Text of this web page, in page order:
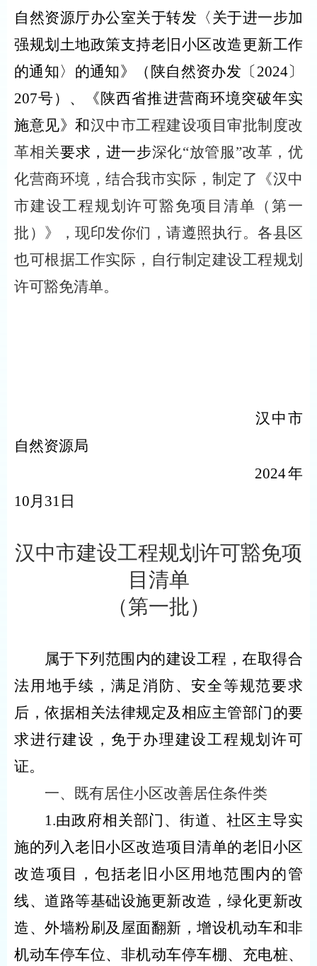
自然资源厅办公室关于转发〈关于进一步加
强规划土地政策支持老旧小区改造更新工作
的通知〉的通知》（陕自然资办发 〔 2024〕
207号）、
《陕西省推进营商环境突破年实
施意见》 和汉中市工程建设项目审批制度改
革相关要求， 进一步深化“放管服”改革，优
化营商环境，结合我市实际，制定了《汉中
市建设工程规划许可豁免项目清单 （第一
批 ） 》，现印发你们 ，请遵照执行。 各县区
也可根据工作实际，自行制定建设工程规划
许可豁免清单。
汉中市
自然资源局
2024年
10月31日
汉中市建设工程规划许可豁免项
目清单
（第一批）
属于下列范围内的建设工程，在取得合
法用地手续，满足消防、安全等规范要求
后，依据相关法律规定及相应主管部门的要
求进行建设，免于办理建设工程规划许可
证。
一、
既有居住小区改善居住条件类
1.由政府相关部门、街道、社区主导实
施的列入老旧小区改造项目清单的老旧小区
改造项目，包括老旧小区用地范围内的管
线、道路等基础设施更新改造，绿化更新改
造、外墙粉刷及屋面翻新，增设机动车和非
机动车停车位、非机动车停车棚、充电桩、